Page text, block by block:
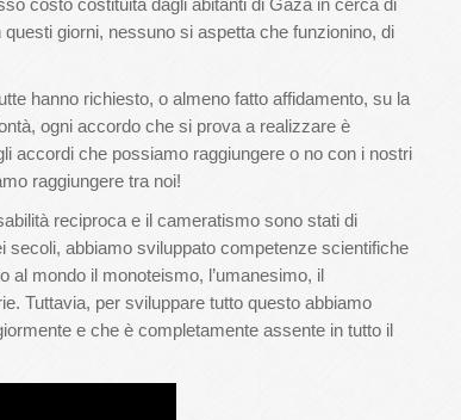
costo costituita dagli abitanti di Gaza in cerca di
giorni, nessuno si aspetta che funzionino, di
hanno richiesto, o almeno fatto affidamento, su la
ogni accordo che si prova a realizzare è
accordi che possiamo raggiungere o no con i nostri
raggiungere tra noi!
reciproca e il cameratismo sono stati di
abbiamo sviluppato competenze scientifiche
al mondo il monoteismo, l’umanesimo, il
Tuttavia, per sviluppare tutto questo abbiamo
e che è completamente assente in tutto il